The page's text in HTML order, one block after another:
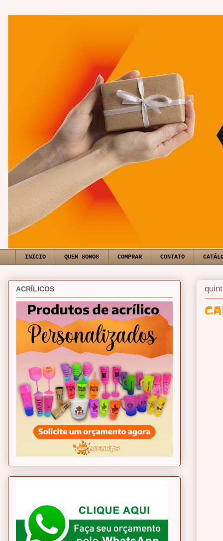
INICIO QUEM SOMOS COMPRAR CONTATO
ACRÍLICOS